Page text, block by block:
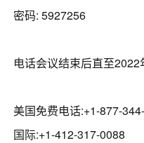
密码: 5927256
电话会议结束后直至
美国免费电话:+1-877-
国际:+1-412-317-0088